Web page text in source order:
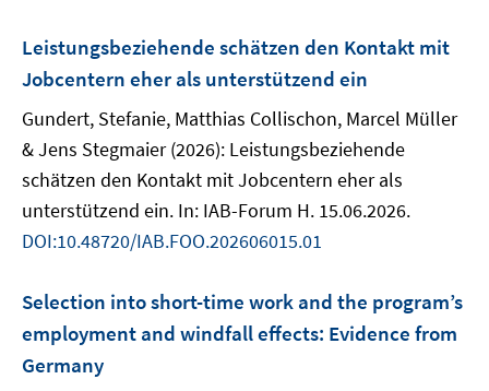
Leistungsbeziehende schätzen den Kontakt mit
Jobcentern eher als unterstützend ein
Gundert, Stefanie, Matthias Collischon, Marcel Müller
& Jens Stegmaier (2026): Leistungsbeziehende
schätzen den Kontakt mit Jobcentern eher als
unterstützend ein. In: IAB-Forum H. 15.06.2026.
DOI:10.48720/IAB.FOO.202606015.01
Selection into short-time work and the program’s
employment and windfall effects: Evidence from
Germany